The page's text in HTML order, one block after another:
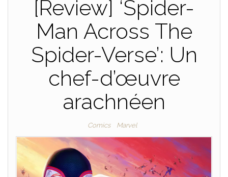
[Review] ‘Spider-
Man Across The
Spider-Verse’: Un
chef-d’œuvre
arachnéen
Comics Marvel